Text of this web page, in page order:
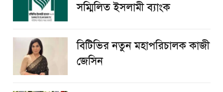
সম্মিলিত ইসলামী ব্যাংক
বিটিভির নতুন মহাপরিচালক কাজী
জেসিন